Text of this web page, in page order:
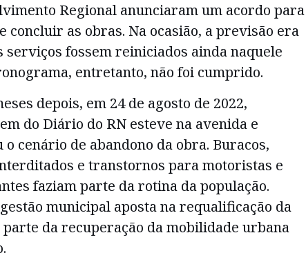
Regional anunciaram um acordo para
concluir as obras. Na ocasião, a previsão era
serviços fossem reiniciados ainda naquele
entretanto, não foi cumprido.
depois, em 24 de agosto de 2022,
do Diário do RN esteve na avenida e
cenário de abandono da obra. Buracos,
e transtornos para motoristas e
faziam parte da rotina da população.
municipal aposta na requalificação da
parte da recuperação da mobilidade urbana